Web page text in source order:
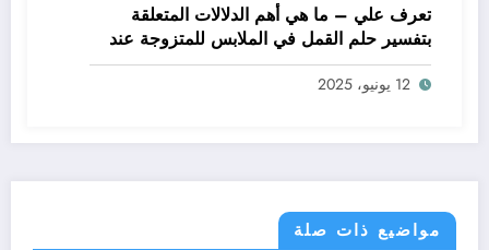
تعرف علي – ما هي أهم الدلالات المتعلقة
بتفسير حلم القمل في الملابس للمتزوجة عند
ابن سيرين؟ – بالتفصيل
12 يونيو، 2025
مواضيع ذات صلة